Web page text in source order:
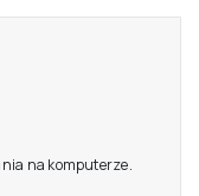
na komputerze.